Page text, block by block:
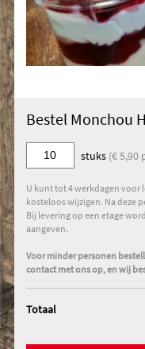
Bestel Monchou
stuks (€ 5,90
U kunt tot 4 werkdagen voor
kosteloos wijzigen. Na deze
Bij levering op een etage
aangeven.
Voor minder personen
contact met ons op, en wij
Totaal